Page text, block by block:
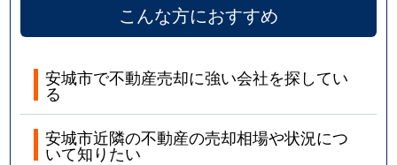
こんな方におすすめ
安城市で不動産売却に強い会社を探してい
る
安城市近隣の不動産の売却相場や状況につ
いて知りたい